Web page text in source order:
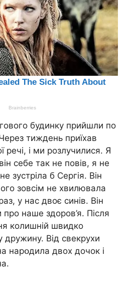
будинку прийшли по
тиждень приїхав
речі, і ми розлучилися. Я
себе так не повів, я не
зустріла б Сергія. Він
зовсім не хвилювала
у нас двоє синів. Він
про наше здоров’я. Після
колишній швидко
дружину. Від свекрухи
нарօдила двох дочок і